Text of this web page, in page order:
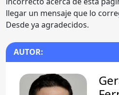
llegar un mensaje que lo
Desde ya agradecidos.
AUTOR: